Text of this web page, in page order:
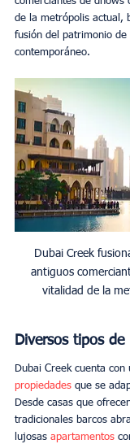
de la metrópolis actual,
fusión del patrimonio
contemporáneo.
antiguos
vitalidad de la
Diversos tipos de
Dubai Creek cuenta con
propiedades que se
Desde casas que
tradicionales barcos
lujosas apartamentos